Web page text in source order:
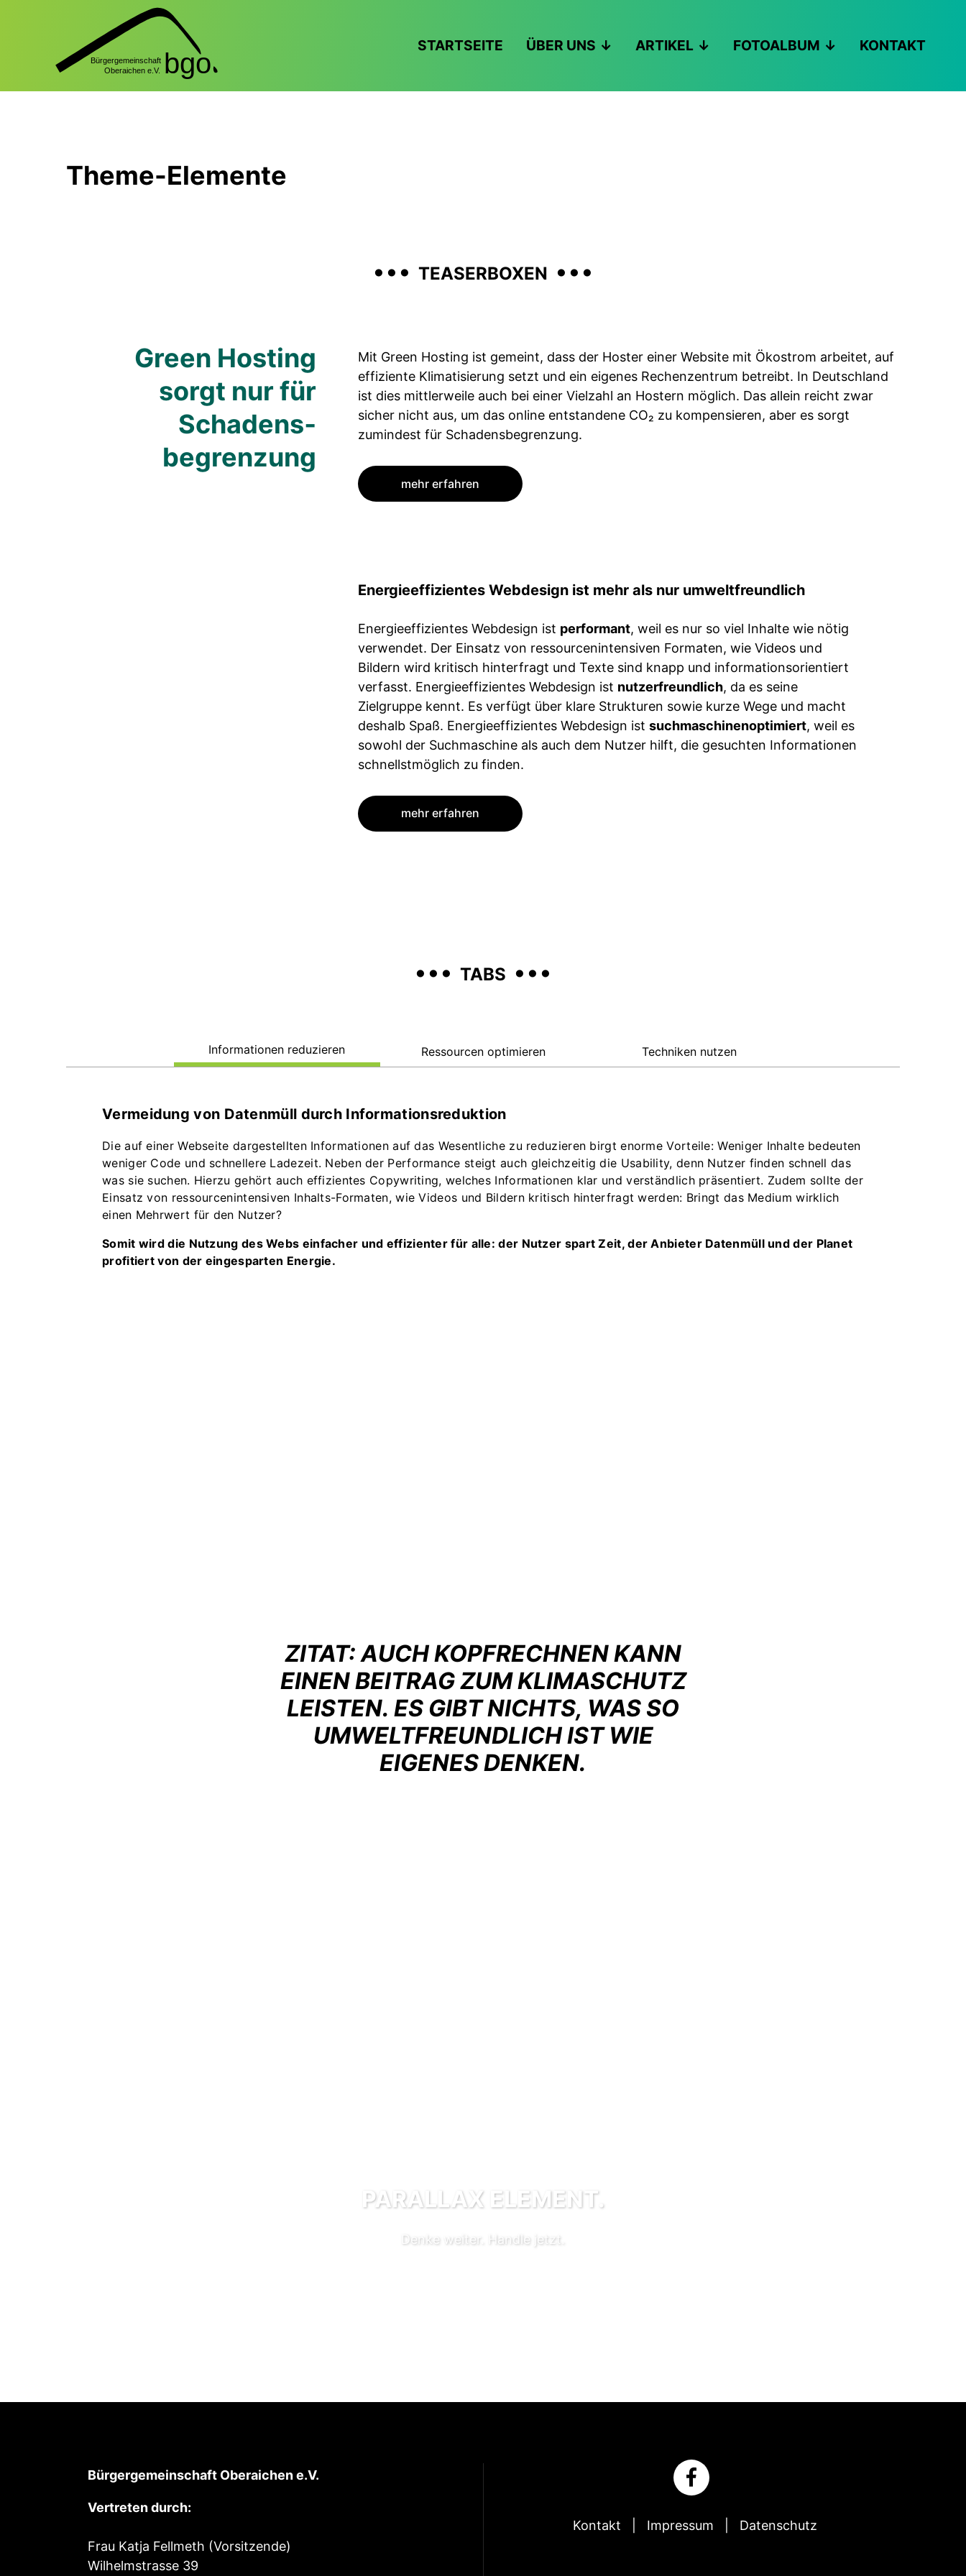
STARTSEITE ÜBER UNS ARTIKEL FOTOALBUM KONTAKT
Theme-Elemente
... TEASERBOXEN ...
Green Hosting
sorgt nur für
Schadens­
begrenzung
Mit Green Hosting ist gemeint, dass der Hoster einer Website mit Ökostrom arbeitet, auf
effiziente Klimatisierung setzt und ein eigenes Rechenzentrum betreibt. In Deutschland
ist dies mittlerweile auch bei einer Vielzahl an Hostern möglich. Das allein reicht zwar
sicher nicht aus, um das online entstandene CO₂ zu kompen­sieren, aber es sorgt
zumindest für Schadensbegrenzung.
mehr erfahren
Energieeffizientes ­Webdesign ist mehr als nur umweltfreundlich
Energieeffizientes Webdesign ist performant, weil es nur so viel Inhalte wie nötig
verwendet. Der Einsatz von ressourcenintensiven Formaten, wie Videos und
Bildern wird kritisch hinterfragt und Texte sind knapp und informationsorientiert
verfasst. Energieeffizientes Webdesign ist nutzerfreundlich, da es seine
Zielgruppe kennt. Es verfügt über klare Strukturen sowie kurze Wege und macht
deshalb Spaß. Energieeffizientes Webdesign ist suchmaschinenoptimiert, weil es
sowohl der Suchmaschine als auch dem Nutzer hilft, die gesuchten Informationen
schnellstmöglich zu finden.
mehr erfahren
... TABS ...
Informationen reduzieren Ressourcen optimieren Techniken nutzen
Vermeidung von Datenmüll durch Informationsreduktion
Die auf einer Webseite dargestellten Informationen auf das Wesentliche zu reduzieren birgt enorme Vorteile: Weniger Inhalte bedeuten
weniger Code und schnellere Ladezeit. Neben der Performance steigt auch gleichzeitig die Usability, denn Nutzer finden schnell das
was sie suchen. Hierzu gehört auch effizientes Copywriting, welches Informationen klar und verständlich präsentiert. Zudem sollte der
Einsatz von ressourcenintensiven Inhalts-Formaten, wie Videos und Bildern kritisch hinterfragt werden: Bringt das Medium wirklich
einen Mehrwert für den Nutzer?
Somit wird die Nutzung des Webs einfacher und effizienter für alle: der Nutzer spart Zeit, der Anbieter Datenmüll und der Planet
profitiert von der eingesparten Energie.
ZITAT: AUCH KOPFRECHNEN KANN
EINEN BEITRAG ZUM KLIMASCHUTZ
LEISTEN. ES GIBT NICHTS, WAS SO
UMWELTFREUNDLICH IST WIE
EIGENES DENKEN.
PARALLAX ELEMENT.
Denke weiter. Handle jetzt.
Bürgergemeinschaft Oberaichen e.V.
Vertreten durch:
Frau Katja Fellmeth (Vorsitzende)
Wilhelmstrasse 39
Kontakt Impressum Datenschutz